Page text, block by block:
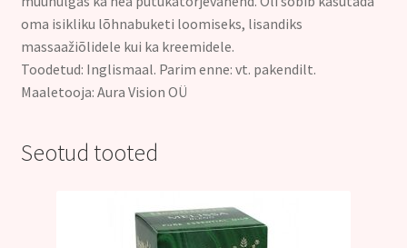
oma isikliku lõhnabuketi loomiseks, lisandiks
massaažiõlidele kui ka kreemidele.
Toodetud: Inglismaal. Parim enne: vt. pakendilt.
Maaletooja: Aura Vision OÜ
Seotud tooted